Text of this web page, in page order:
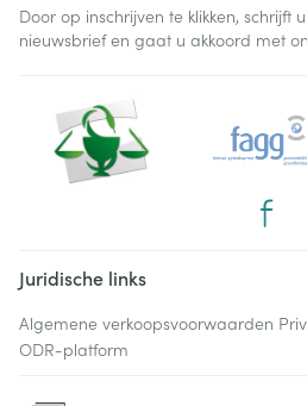
Door op inschrijven te klikken, schrijft
nieuwsbrief en gaat u akkoord met
Juridische links
Algemene verkoopsvoorwaarden
ODR-platform